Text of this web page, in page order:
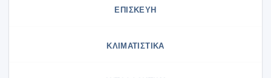
ΕΠΙΣΚΕΥΗ
ΚΛΙΜΑΤΙΣΤΙΚΑ